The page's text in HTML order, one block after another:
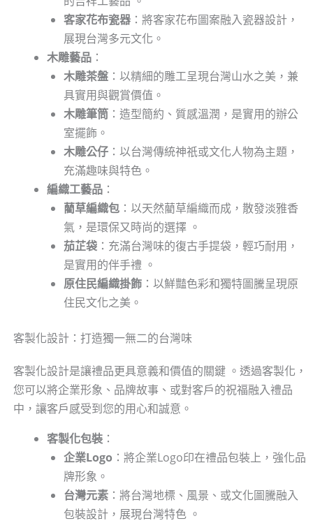
客家花布瓷器：將客家花布圖案融入瓷器設計，
展現台灣多元文化。
木雕藝品：
木雕茶盤：以精細的雕工呈現台灣山水之美，兼
具實用與觀賞價值。
木雕筆筒：造型簡約、質感溫潤，是實用的辦公
室擺飾。
木雕公仔：以台灣傳統神祇或文化人物為主題，
充滿趣味與特色。
編織工藝品：
藺草編織包：以天然藺草編織而成，散發淡雅香
氣，是環保又時尚的選擇 。
茄芷袋：充滿台灣味的復古手提袋，輕巧耐用，
是實用的伴手禮 。
原住民編織掛飾：以鮮豔色彩和獨特圖騰呈現原
住民文化之美。
客製化設計：打造獨一無二的台灣味
客製化設計是讓禮品更具意義和價值的關鍵 。透過客製化，
您可以將企業形象、品牌故事、或對客戶的祝福融入禮品
中，讓客戶感受到您的用心和誠意。
客製化包裝：
企業Logo ：將企業Logo印在禮品包裝上，強化品
牌形象。
台灣元素：將台灣地標、風景、或文化圖騰融入
包裝設計，展現台灣特色 。